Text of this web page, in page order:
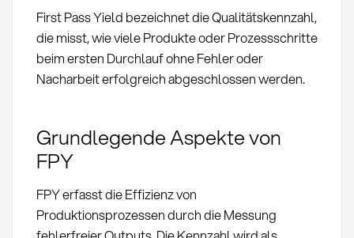
First Pass Yield bezeichnet die Qualitätskennzahl,
die misst, wie viele Produkte oder Prozessschritte
beim ersten Durchlauf ohne Fehler oder
Nacharbeit erfolgreich abgeschlossen werden.
Grundlegende Aspekte von
FPY
FPY erfasst die Effizienz von
Produktionsprozessen durch die Messung